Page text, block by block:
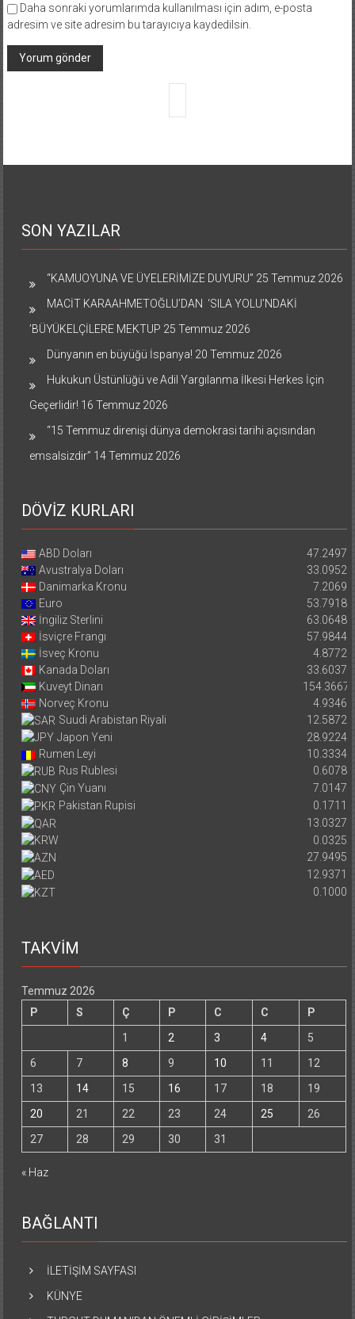
Daha sonraki yorumlarımda kullanılması için adım, e-posta
adresim ve site adresim bu tarayıcıya kaydedilsin.
SON YAZILAR
“KAMUOYUNA VE ÜYELERİMİZE DUYURU” 25 Temmuz 2026
MACİT KARAAHMETOĞLU’DAN ‘SILA YOLU’NDAKİ
’BÜYÜKELÇİLERE MEKTUP 25 Temmuz 2026
Dünyanın en büyüğü İspanya! 20 Temmuz 2026
Hukukun Üstünlüğü ve Adil Yargılanma İlkesi Herkes İçin
Geçerlidir! 16 Temmuz 2026
“15 Temmuz direnişi dünya demokrasi tarihi açısından
emsalsizdir” 14 Temmuz 2026
DÖVİZ KURLARI
ABD Doları
47.2497
Avustralya Doları
33.0952
Danimarka Kronu
7.2069
Euro
53.7918
İngiliz Sterlini
63.0648
İsviçre Frangı
57.9844
İsveç Kronu
4.8772
Kanada Doları
33.6037
Kuveyt Dinarı
154.3667
Norveç Kronu
4.9346
Suudi Arabistan Riyali
12.5872
Japon Yeni
28.9224
Rumen Leyi
10.3334
Rus Rublesi
0.6078
Çin Yuanı
7.0147
Pakistan Rupisi
0.1711
13.0327
0.0325
27.9495
12.9371
0.1000
TAKVİM
Temmuz 2026
P
S Ç P C C
P
1
2 3 4
5
6
7 8 9 10 11
12
13
14 15 16 17 18
19
20
21 22 23 24 25
26
27
28 29 30 31
« Haz
BAĞLANTI
İLETİŞİM SAYFASI
KÜNYE